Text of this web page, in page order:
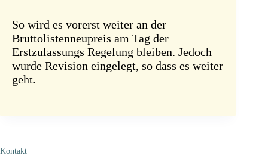
So wird es vorerst weiter an der
Bruttolistenneupreis am Tag der
Erstzulassungs Regelung bleiben. Jedoch
wurde Revision eingelegt, so dass es weiter
geht.
Kontakt